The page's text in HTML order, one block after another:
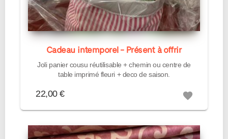
Cadeau intemporel - Présent à offrir
Joli panier cousu réutilisable + chemin ou centre de
table imprimé fleuri + deco de saison.
22,00 € favorite